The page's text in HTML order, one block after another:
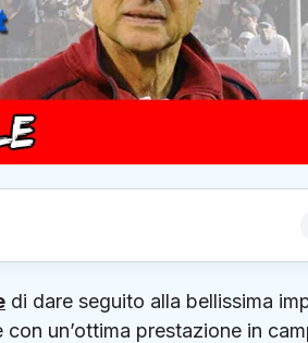
di dare seguito alla bellissima
un’ottima prestazione in